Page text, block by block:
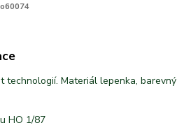
technologií. Materiál lepenka, barevný
HO 1/87